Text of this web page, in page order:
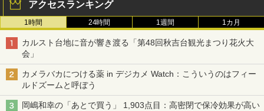
アクセスランキング
1時間 24時間 1週間 1カ月
カルスト台地に音が響き渡る「第48回秋吉台観光まつり花火大
会」
カメラバカにつける薬 in デジカメ Watch：こういうのはフィー
ルドズームと呼ぼう
岡嶋和幸の「あとで買う」 1,903点目：高密閉で保冷効果が高い